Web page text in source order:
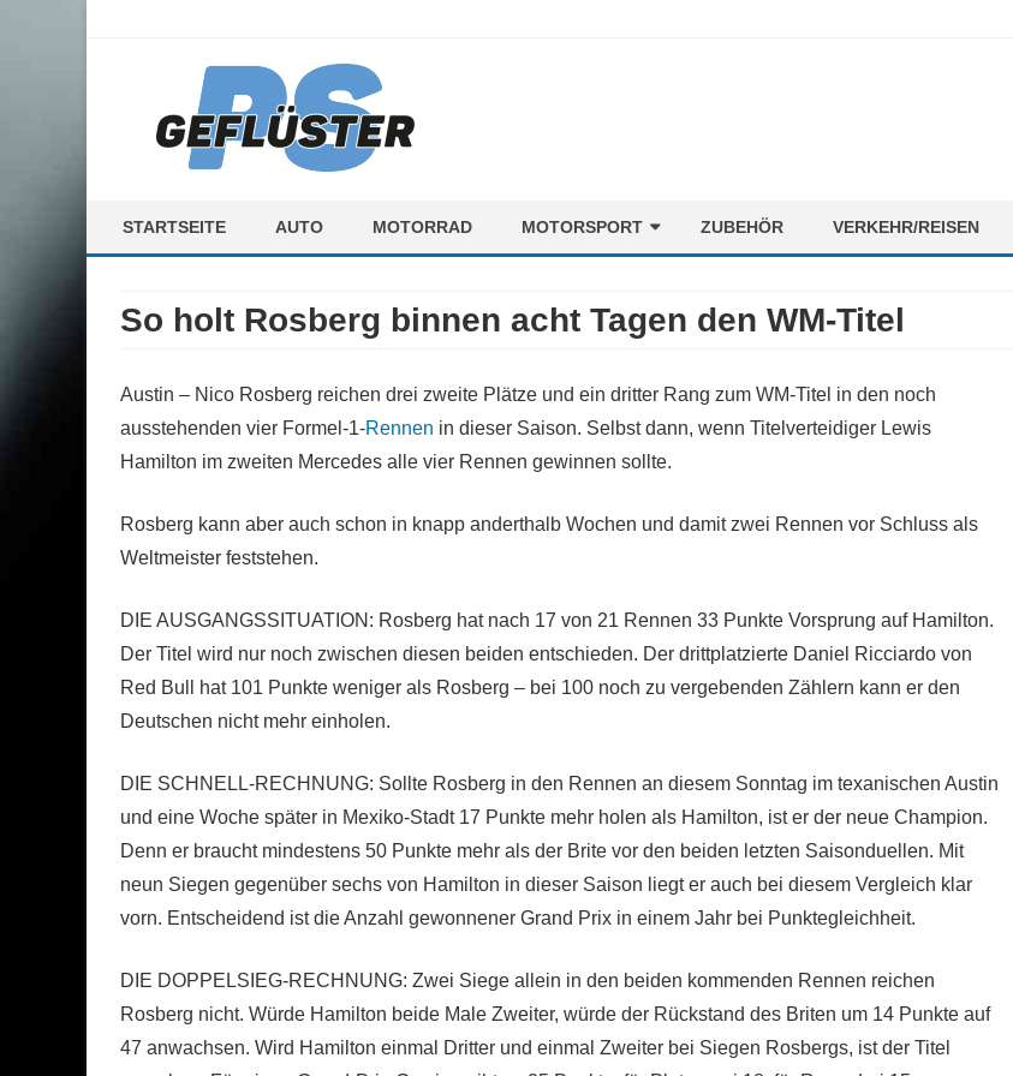
STARTSEITE AUTO MOTORRAD MOTORSPORT
FAHRER
TEAMS
MOTORENMIX
ZUBEHÖR VERKEHR/REISEN
So holt Rosberg binnen acht Tagen den WM-Titel
Austin – Nico Rosberg reichen drei zweite Plätze und ein dritter Rang zum WM-Titel in den noch
ausstehenden vier Formel-1-Rennen in dieser Saison. Selbst dann, wenn Titelverteidiger Lewis
Hamilton im zweiten Mercedes alle vier Rennen gewinnen sollte.
Rosberg kann aber auch schon in knapp anderthalb Wochen und damit zwei Rennen vor Schluss als
Weltmeister feststehen.
DIE AUSGANGSSITUATION: Rosberg hat nach 17 von 21 Rennen 33 Punkte Vorsprung auf Hamilton.
Der Titel wird nur noch zwischen diesen beiden entschieden. Der drittplatzierte Daniel Ricciardo von
Red Bull hat 101 Punkte weniger als Rosberg – bei 100 noch zu vergebenden Zählern kann er den
Deutschen nicht mehr einholen.
DIE SCHNELL-RECHNUNG: Sollte Rosberg in den Rennen an diesem Sonntag im texanischen Austin
und eine Woche später in Mexiko-Stadt 17 Punkte mehr holen als Hamilton, ist er der neue Champion.
Denn er braucht mindestens 50 Punkte mehr als der Brite vor den beiden letzten Saisonduellen. Mit
neun Siegen gegenüber sechs von Hamilton in dieser Saison liegt er auch bei diesem Vergleich klar
vorn. Entscheidend ist die Anzahl gewonnener Grand Prix in einem Jahr bei Punktegleichheit.
DIE DOPPELSIEG-RECHNUNG: Zwei Siege allein in den beiden kommenden Rennen reichen
Rosberg nicht. Würde Hamilton beide Male Zweiter, würde der Rückstand des Briten um 14 Punkte auf
47 anwachsen. Wird Hamilton einmal Dritter und einmal Zweiter bei Siegen Rosbergs, ist der Titel